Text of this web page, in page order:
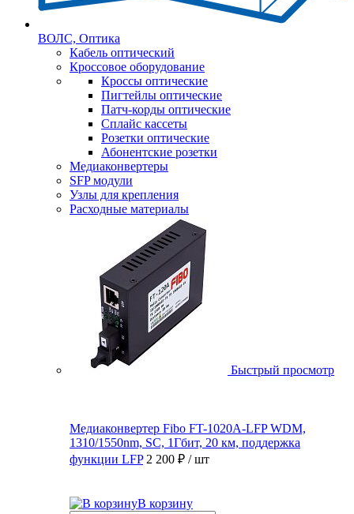
ВОЛС, Оптика
Кабель оптический
Кроссовое оборудование
Кроссы оптические
Пигтейлы оптические
Патч-корды оптические
Сплайс кассеты
Розетки оптические
Абонентские розетки
Медиаконвертеры
SFP модули
Узлы для крепления
Расходные материалы
Быстрый просмотр
Медиаконвертер Fibo FT-1020A-LFP WDM,
1310/1550nm, SC, 1Гбит, 20 км, поддержка
функции LFP 2 200 ₽ / шт
В корзину